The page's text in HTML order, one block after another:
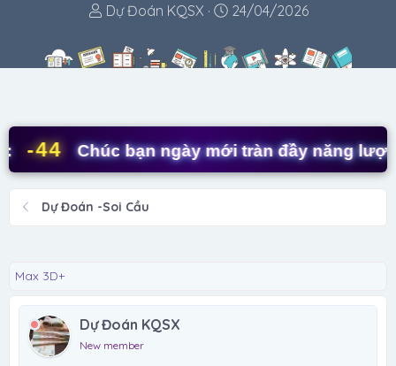
T
e
s
t
a
r
t
Dự Đoán KQSX
N
à
y
i
24/04/2026
Chúc bạn ngày mới tràn đầy năng lượng!
Dự Đoán -Soi Cầu
Max 3D+
Dự Đoán KQSX
New member